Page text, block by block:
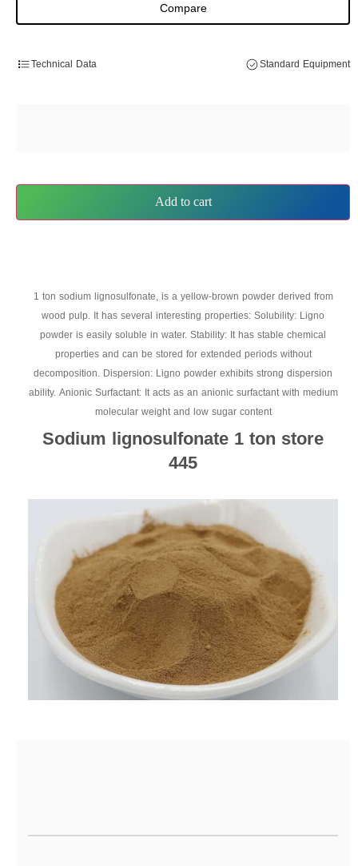
Compare
Technical Data Standard Equipment
Add to cart
1 ton sodium lignosulfonate, is a yellow-brown powder derived from
wood pulp. It has several interesting properties: Solubility: Ligno
powder is easily soluble in water. Stability: It has stable chemical
properties and can be stored for extended periods without
decomposition. Dispersion: Ligno powder exhibits strong dispersion
ability. Anionic Surfactant: It acts as an anionic surfactant with medium
molecular weight and low sugar content
Sodium lignosulfonate 1 ton store
445